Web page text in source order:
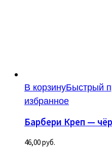
В корзинуБыстрый
избранное
Барбери Креп —
46,00руб.